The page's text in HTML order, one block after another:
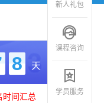
8 天
时间汇总
新人礼包
课程咨询
学员服务